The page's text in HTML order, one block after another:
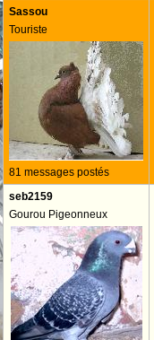
Sassou
Touriste
81 messages postés
seb2159
Gourou Pigeonneux